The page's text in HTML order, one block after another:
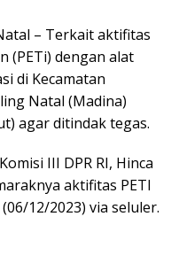
– Terkait aktifitas
(PETi) dengan alat
di Kecamatan
Natal (Madina)
agar ditindak tegas.
III DPR RI, Hinca
aktifitas PETI
12/2023) via seluler.